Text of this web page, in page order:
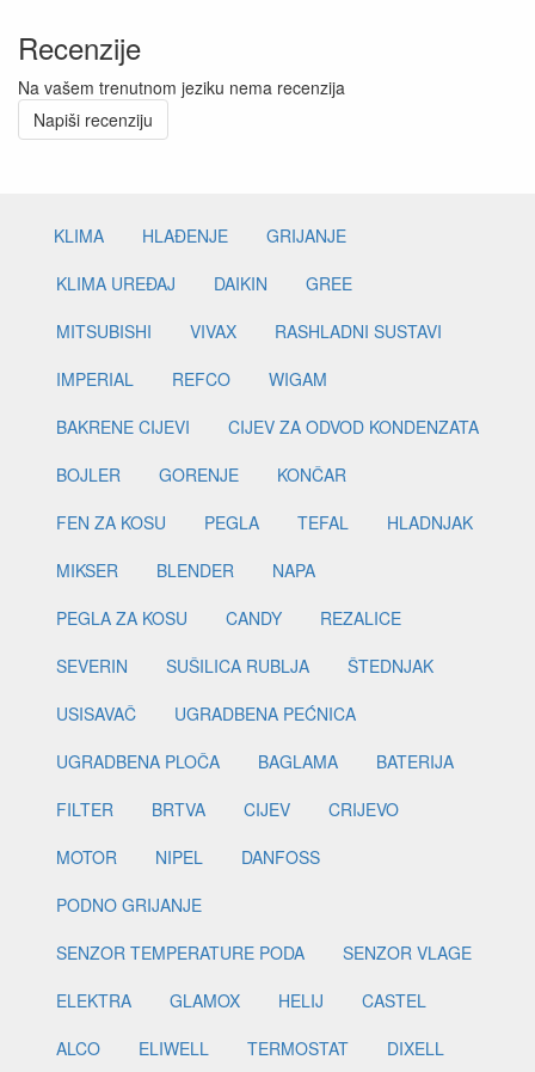
Recenzije
Na vašem trenutnom jeziku nema recenzija
Napiši recenziju
KLIMA HLAĐENJE
GRIJANJE
KLIMA UREĐAJ
DAIKIN
GREE
MITSUBISHI
VIVAX
RASHLADNI SUSTAVI
IMPERIAL
REFCO
WIGAM
BAKRENE CIJEVI
CIJEV ZA ODVOD KONDENZATA
BOJLER
GORENJE
KONČAR
FEN ZA KOSU
PEGLA TEFAL
HLADNJAK
MIKSER
BLENDER
NAPA
PEGLA ZA KOSU
CANDY
REZALICE
SEVERIN
SUŠILICA RUBLJA
ŠTEDNJAK
USISAVAČ
UGRADBENA PEĆNICA
UGRADBENA PLOČA
BAGLAMA
BATERIJA
FILTER
BRTVA CIJEV
CRIJEVO
MOTOR
NIPEL
DANFOSS
PODNO GRIJANJE
SENZOR TEMPERATURE PODA
SENZOR VLAGE
ELEKTRA
GLAMOX HELIJ
CASTEL
ALCO
ELIWELL TERMOSTAT
DIXELL